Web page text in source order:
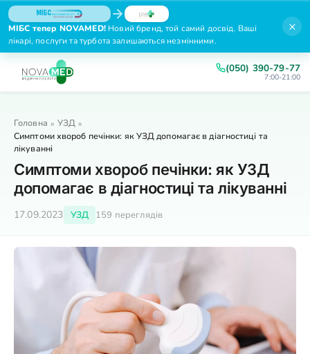
МІБС тепер NOVAMED!Новий бренд, той самий досвід. Ваші
лікарі, послуги та турбота залишаються незмінними.
×
(050) 390-79-77
7:00-21:00
Головна » УЗД »
Симптоми хвороб печінки: як УЗД допомагає в діагностиці та
лікуванні
Симптоми хвороб печінки: як УЗД
допомагає в діагностиці та лікуванні
17.09.2023 УЗД 159 переглядів